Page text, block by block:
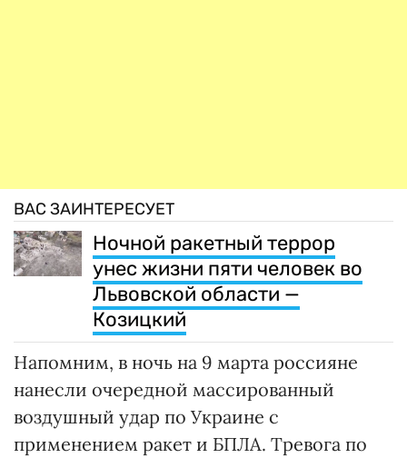
ВАС ЗАИНТЕРЕСУЕТ
Ночной ракетный террор
унес жизни пяти человек во
Львовской области —
Козицкий
Напомним, в ночь на 9 марта россияне
нанесли очередной массированный
воздушный удар по Украине с
применением ракет и БПЛА. Тревога по